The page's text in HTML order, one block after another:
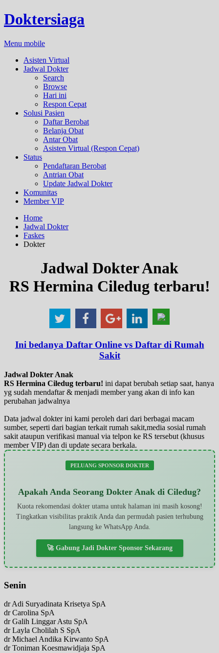
Doktersiaga
Menu mobile
Asisten Virtual
Jadwal Dokter
Search
Browse
Hari ini
Respon Cepat
Solusi Pasien
Daftar Berobat
Belanja Obat
Antar Obat
Asisten Virtual (Respon Cepat)
Status
Pendaftaran Berobat
Antrian Obat
Update Jadwal Dokter
Komunitas
Member VIP
Home
Jadwal Dokter
Faskes
Dokter
Jadwal Dokter Anak
RS Hermina Ciledug terbaru!
Ini bedanya Daftar Online vs Daftar di Rumah
Sakit
Jadwal Dokter Anak
RS Hermina Ciledug terbaru! ini dapat berubah setiap saat, hanya
yg sudah mendaftar & menjadi member yang akan di info kan
perubahan jadwalnya
Data jadwal dokter ini kami peroleh dari dari berbagai macam
sumber, seperti dari bagian terkait rumah sakit,media sosial rumah
sakit ataupun verifikasi manual via telpon ke RS tersebut (khusus
member VIP) dan di update secara berkala.
PELUANG SPONSOR DOKTER
Apakah Anda Seorang Dokter Anak di Ciledug?
Kuota rekomendasi dokter utama untuk halaman ini masih kosong!
Tingkatkan visibilitas praktik Anda dan permudah pasien terhubung
langsung ke WhatsApp Anda.
🚀 Gabung Jadi Dokter Sponsor Sekarang
Senin
dr Adi Suryadinata Krisetya SpA
dr Carolina SpA
dr Galih Linggar Astu SpA
dr Layla Cholilah S SpA
dr Michael Andika Kirwanto SpA
dr Toniman Koesmawidjaja SpA